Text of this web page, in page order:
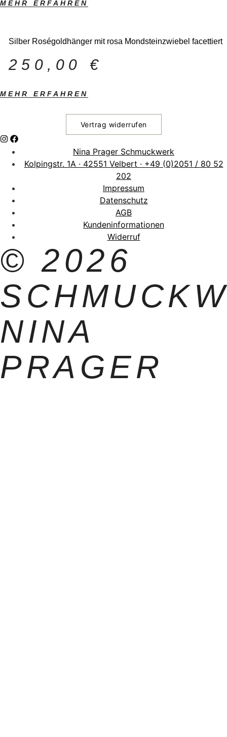
MEHR ERFAHREN
Silber Roségoldhänger mit rosa Mondsteinzwiebel facettiert
250,00 €
MEHR ERFAHREN
Vertrag widerrufen
Nina Prager Schmuckwerk
Kolpingstr. 1A · 42551 Velbert · +49 (0)2051 / 80 52
202
Impressum
Datenschutz
AGB
Kundeninformationen
Widerruf
© 2026
NINA
PRAGER